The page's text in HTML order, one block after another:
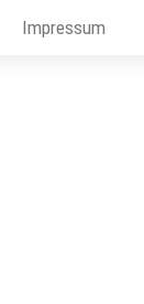
Impressum